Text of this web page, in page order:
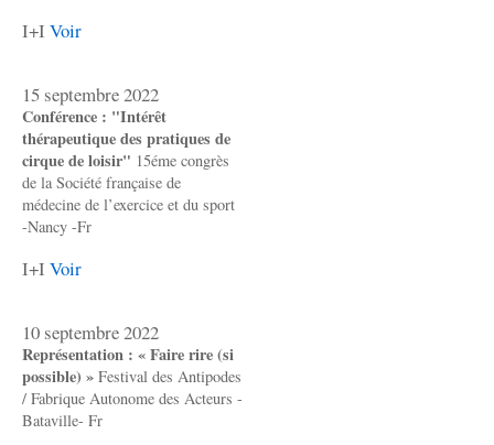
I+I Voir
15 septembre 2022
Conférence : "Intérêt
thérapeutique des pratiques de
cirque de loisir" 15éme congrès
de la Société française de
médecine de l’exercice et du sport
-Nancy -Fr
I+I Voir
10 septembre 2022
Représentation : « Faire rire (si
possible) » Festival des Antipodes
/ Fabrique Autonome des Acteurs -
Bataville- Fr